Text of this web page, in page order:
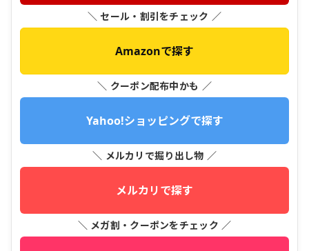
＼ セール・割引をチェック ／
Amazonで探す
＼ クーポン配布中かも ／
Yahoo!ショッピングで探す
＼ メルカリで掘り出し物 ／
メルカリで探す
＼ メガ割・クーポンをチェック ／